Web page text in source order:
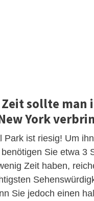
sollte man
York
Park ist riesig! Um
Sie etwa 3
Zeit haben,
Sie jedoch einen